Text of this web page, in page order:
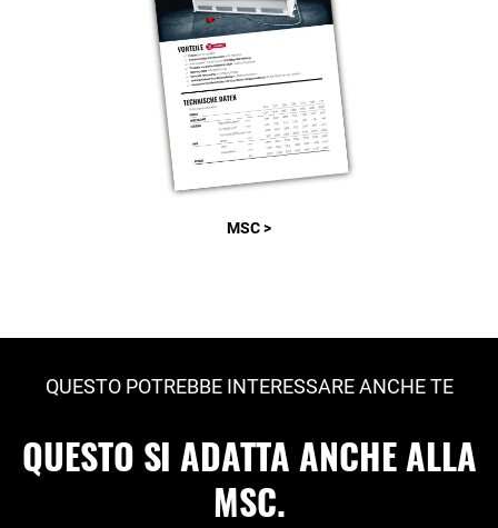
MSC >
QUESTO POTREBBE INTERESSARE ANCHE TE
QUESTO SI ADATTA ANCHE ALLA
MSC.